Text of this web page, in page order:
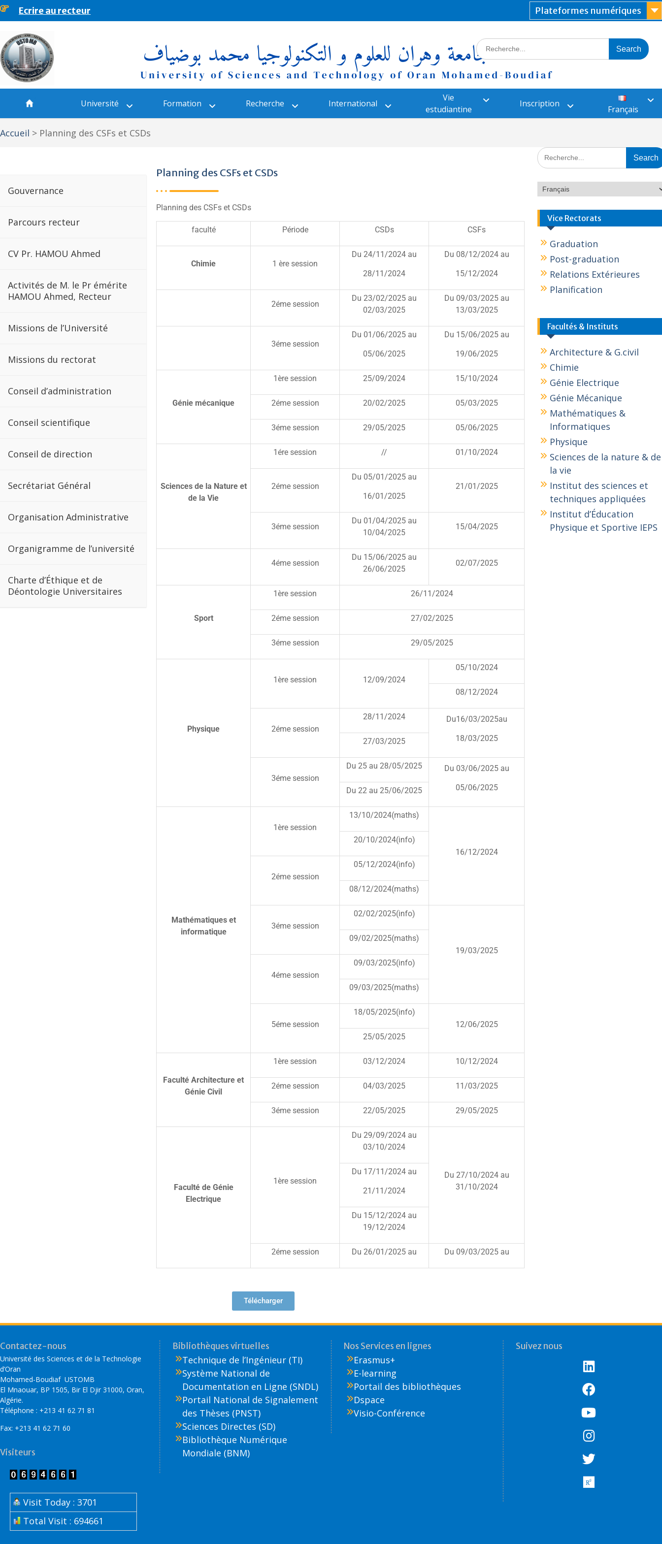
principalEcrire au recteur Plateformes numériques
Université Formation Recherche International
Vie
estudiantine
Inscription
Français
Accueil > Planning des CSFs et CSDs
Gouvernance
Parcours recteur
CV Pr. HAMOU Ahmed
Activités de M. le Pr émérite
HAMOU Ahmed, Recteur
Missions de l’Université
Missions du rectorat
Conseil d’administration
Conseil scientifique
Conseil de direction
Secrétariat Général
Organisation Administrative
Organigramme de l’université
Charte d’Éthique et de
Déontologie Universitaires
Planning des CSFs et CSDs
Planning des CSFs et CSDs
faculté Période CSDs CSFs
Chimie 1 ère session
Du 24/11/2024 au
28/11/2024
Du 08/12/2024 au
15/12/2024
2éme session
Du 23/02/2025 au
02/03/2025
Du 09/03/2025 au
13/03/2025
3éme session
Du 01/06/2025 au
05/06/2025
Du 15/06/2025 au
19/06/2025
Génie mécanique
1ère session 25/09/2024 15/10/2024
2éme session 20/02/2025 05/03/2025
3éme session 29/05/2025 05/06/2025
Sciences de la Nature et
de la Vie
1ére session // 01/10/2024
2éme session
Du 05/01/2025 au
16/01/2025
21/01/2025
3éme session
Du 01/04/2025 au
10/04/2025
15/04/2025
4éme session
Du 15/06/2025 au
26/06/2025
02/07/2025
Sport
1ère session 26/11/2024
2éme session 27/02/2025
3éme session 29/05/2025
Physique
1ère session 12/09/2024
05/10/2024
08/12/2024
2éme session
28/11/2024 Du16/03/2025au
18/03/2025
27/03/2025
3éme session
Du 25 au 28/05/2025 Du 03/06/2025 au
05/06/2025
Du 22 au 25/06/2025
Mathématiques et
informatique
1ère session
13/10/2024(maths)
16/12/2024
20/10/2024(info)
2éme session
05/12/2024(info)
08/12/2024(maths)
3éme session
02/02/2025(info)
19/03/2025
09/02/2025(maths)
4éme session
09/03/2025(info)
09/03/2025(maths)
5éme session
18/05/2025(info)
12/06/2025
25/05/2025
Faculté Architecture et
Génie Civil
1ère session 03/12/2024 10/12/2024
2éme session 04/03/2025 11/03/2025
3éme session 22/05/2025 29/05/2025
Faculté de Génie
Electrique
1ère session
Du 29/09/2024 au
03/10/2024
Du 27/10/2024 au
31/10/2024
Du 17/11/2024 au
21/11/2024
Du 15/12/2024 au
19/12/2024
2éme session Du 26/01/2025 au Du 09/03/2025 au
Télécharger
Vice Rectorats
Graduation
Post-graduation
Relations Extérieures
Planification
Facultés & Instituts
Architecture & G.civil
Chimie
Génie Electrique
Génie Mécanique
Mathématiques &
Informatiques
Physique
Sciences de la nature & de
la vie
Institut des sciences et
techniques appliquées
Institut d’Éducation
Physique et Sportive IEPS
Contactez-nous
Université des Sciences et de la Technologie
d’Oran
Mohamed-Boudiaf USTOMB
El Mnaouar, BP 1505, Bir El Djir 31000, Oran,
Algérie.
Téléphone : +213 41 62 71 81
Fax: +213 41 62 71 60
Visiteurs
Visit Today : 3701
Total Visit : 694661
Bibliothèques virtuelles
Technique de l’Ingénieur (TI)
Système National de
Documentation en Ligne (SNDL)
Portail National de Signalement
des Thèses (PNST)
Sciences Directes (SD)
Bibliothèque Numérique
Mondiale (BNM)
Nos Services en lignes
Erasmus+
E-learning
Portail des bibliothèques
Dspace
Visio-Conférence
Suivez nous